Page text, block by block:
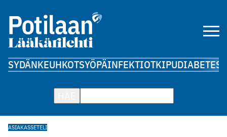
SYDÄNKEUHKOTSYÖPÄINFEKTIOTKIPUDIABETES
ASIAKASSETELI